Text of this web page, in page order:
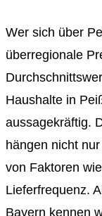
Wer sich über
überregionale
Haushalte in
aussagekräftig.
hängen nicht
von Faktoren
Lieferfrequenz.
Bayern kennen